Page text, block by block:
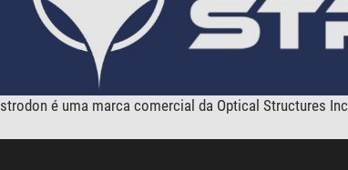
é uma marca comercial da Optical Structures